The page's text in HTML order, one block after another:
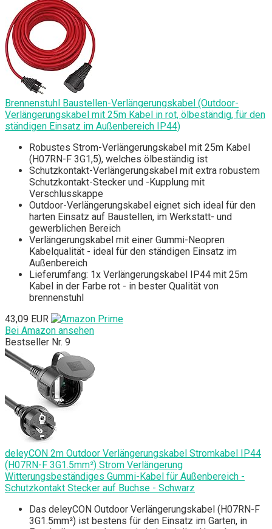
Brennenstuhl Baustellen-Verlängerungskabel (Outdoor-
Verlängerungskabel mit 25m Kabel in rot, ölbeständig, für den
ständigen Einsatz im Außenbereich IP44)
Robustes Strom-Verlängerungskabel mit 25m Kabel
(H07RN-F 3G1,5), welches ölbeständig ist
Schutzkontakt-Verlängerungskabel mit extra robustem
Schutzkontakt-Stecker und -Kupplung mit
Verschlusskappe
Outdoor-Verlängerungskabel eignet sich ideal für den
harten Einsatz auf Baustellen, im Werkstatt- und
gewerblichen Bereich
Verlängerungskabel mit einer Gummi-Neopren
Kabelqualität - ideal für den ständigen Einsatz im
Außenbereich
Lieferumfang: 1x Verlängerungskabel IP44 mit 25m
Kabel in der Farbe rot - in bester Qualität von
brennenstuhl
43,09 EUR
Bei Amazon ansehen
Bestseller Nr. 9
deleyCON 2m Outdoor Verlängerungskabel Stromkabel IP44
(H07RN-F 3G1.5mm²) Strom Verlängerung
Witterungsbeständiges Gummi-Kabel für Außenbereich -
Schutzkontakt Stecker auf Buchse - Schwarz
Das deleyCON Outdoor Verlängerungskabel (H07RN-F
3G1.5mm²) ist bestens für den Einsatz im Garten, in